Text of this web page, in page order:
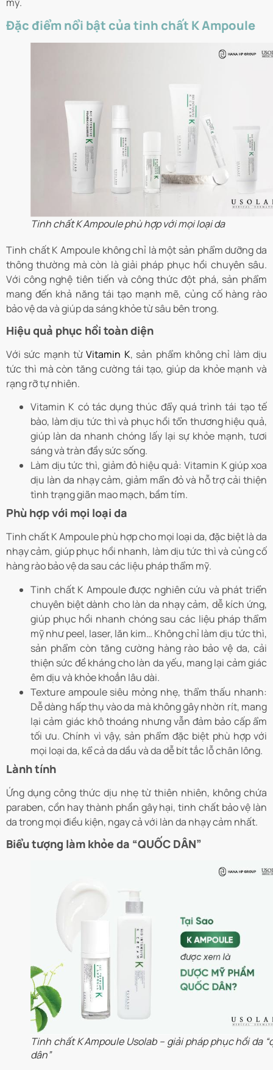
Đặc điểm nổi bật của tinh chất K Ampoule
Tinh chất K Ampoule phù hợp với mọi loại da
Tinh chất K Ampoule không chỉ là một sản phẩm dưỡng da
thông thường mà còn là giải pháp phục hồi chuyên sâu.
Với công nghệ tiên tiến và công thức đột phá, sản phẩm
mang đến khả năng tái tạo mạnh mẽ, củng cố hàng rào
bảo vệ da và giúp da sáng khỏe từ sâu bên trong.
Hiệu quả phục hồi toàn diện
Với sức mạnh từVitamin K, sản phẩm không chỉ làm dịu
tức thì mà còn tăng cường tái tạo, giúp da khỏe mạnh và
rạng rỡ tự nhiên.
Vitamin K có tác dụng thúc đẩy quá trình tái tạo tế
bào, làm dịu tức thì và phục hồi tổn thương hiệu quả,
giúp làn da nhanh chóng lấy lại sự khỏe mạnh, tươi
sáng và tràn đầy sức sống.
Làm dịu tức thì, giảm đỏ hiệu quả: Vitamin K giúp xoa
dịu làn da nhạy cảm, giảm mẩn đỏ và hỗ trợ cải thiện
tình trạng giãn mao mạch, bầm tím.
Phù hợp với mọi loại da
Tinh chất K Ampoule phù hợp cho mọi loại da, đặc biệt là da
nhạy cảm, giúp phục hồi nhanh, làm dịu tức thì và củng cố
hàng rào bảo vệ da sau các liệu pháp thẩm mỹ.
Tinh chất K Ampoule được nghiên cứu và phát triển
chuyên biệt dành cho làn da nhạy cảm, dễ kích ứng,
giúp phục hồi nhanh chóng sau các liệu pháp thẩm
mỹ như peel, laser, lăn kim… Không chỉ làm dịu tức thì,
sản phẩm còn tăng cường hàng rào bảo vệ da, cải
thiện sức đề kháng cho làn da yếu, mang lại cảm giác
êm dịu và khỏe khoắn lâu dài.
Texture ampoule siêu mỏng nhẹ, thẩm thấu nhanh:
Dễ dàng hấp thụ vào da mà không gây nhờn rít, mang
lại cảm giác khô thoáng nhưng vẫn đảm bảo cấp ẩm
tối ưu. Chính vì vậy, sản phẩm đặc biệt phù hợp với
mọi loại da, kể cả da dầu và da dễ bít tắc lỗ chân lông.
Lành tính
Ứng dụng công thức dịu nhẹ từ thiên nhiên, không chứa
paraben, cồn hay thành phần gây hại, tinh chất bảo vệ làn
da trong mọi điều kiện, ngay cả với làn da nhạy cảm nhất.
Biểu tượng làm khỏe da “QUỐC DÂN”
Tinh chất K Ampoule Usolab – giải pháp phục hồi da
dân”